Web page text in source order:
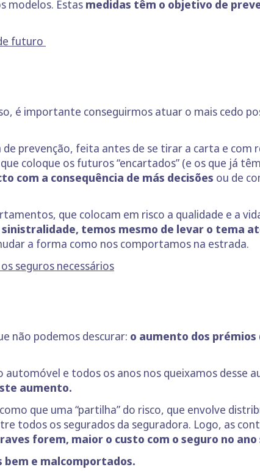
modelos. Estas medidas têm o objetivo de
futuro
é importante conseguirmos atuar o mais cedo
prevenção, feita antes de se tirar a carta e com
coloque os futuros “encartados” (e os que já
com a consequência de más decisões ou de
que colocam em risco a qualidade e a
temos mesmo de levar o tema
a forma como nos comportamos na estrada.
seguros necessários
não podemos descurar: o aumento dos prémios
e todos os anos nos queixamos desse
aumento.
que uma “partilha” do risco, que envolve
todos os segurados da seguradora. Logo, as
forem, maior o custo com o seguro no
e malcomportados.